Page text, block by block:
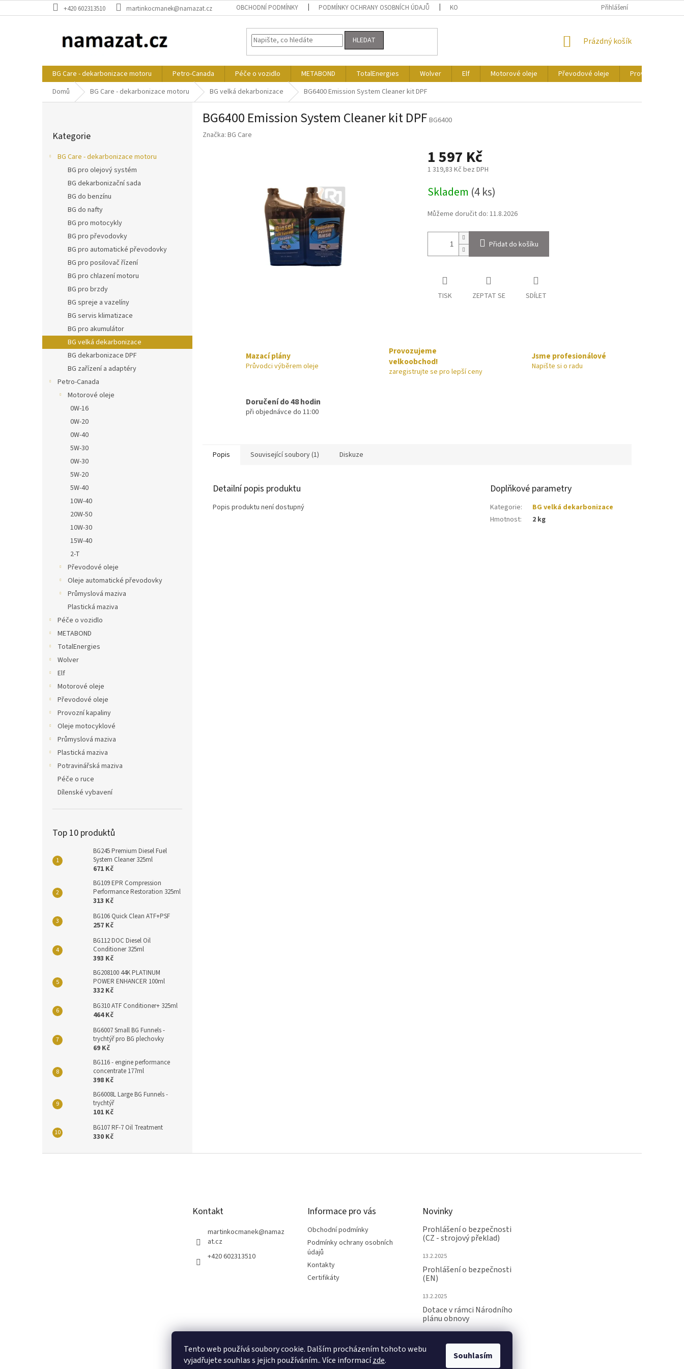
Tento web používá soubory cookie. Dalším procházením tohoto webu
vyjadřujete souhlas s jejich používáním.. Více informacízde. Souhlasím
na
+420 602313510 martinkocmanek@namazat.cz OBCHODNÍ PODMÍNKY PODMÍNKY OCHRANY OSOBNÍCH ÚDAJŮ KONTAKTY Přihlášení
HLEDAT
NÁKUPNÍ
Prázdný košík
BG Care - dekarbonizace motoru Petro-Canada Péče o vozidlo METABOND TotalEnergies Wolver Elf Motorové oleje Převodové oleje
Provozní kapaliny
Domů
BG Care - dekarbonizace motoru BG velká dekarbonizace BG6400 Emission System Cleaner kit DPF
kategorie
Kategorie
BG Care - dekarbonizace motoru
BG pro olejový systém
BG dekarbonizační sada
BG do benzínu
BG do nafty
BG pro motocykly
BG pro převodovky
BG pro automatické převodovky
BG pro posilovač řízení
BG pro chlazení motoru
BG pro brzdy
BG spreje a vazelíny
BG servis klimatizace
BG pro akumulátor
BG velká dekarbonizace
BG dekarbonizace DPF
BG zařízení a adaptéry
Petro-Canada
Motorové oleje
0W-16
0W-20
0W-40
5W-30
0W-30
5W-20
5W-40
10W-40
20W-50
10W-30
15W-40
2-T
Převodové oleje
Oleje automatické převodovky
Průmyslová maziva
Plastická maziva
Péče o vozidlo
METABOND
TotalEnergies
Wolver
Elf
Motorové oleje
Převodové oleje
Provozní kapaliny
Oleje motocyklové
Průmyslová maziva
Plastická maziva
Potravinářská maziva
Péče o ruce
Dílenské vybavení
Top 10 produktů
BG245 Premium Diesel Fuel
System Cleaner 325ml
671 Kč
BG109 EPR Compression
Performance Restoration 325ml
313 Kč
BG106 Quick Clean ATF+PSF
257 Kč
BG112 DOC Diesel Oil
Conditioner 325ml
393 Kč
BG208100 44K PLATINUM
POWER ENHANCER 100ml
332 Kč
BG310 ATF Conditioner+ 325ml
464 Kč
BG6007 Small BG Funnels -
trychtýř pro BG plechovky
69 Kč
BG116 - engine performance
concentrate 177ml
398 Kč
BG6008L Large BG Funnels -
trychtýř
101 Kč
BG107 RF-7 Oil Treatment
330 Kč
BG6400 Emission System Cleaner kit DPF BG6400
Značka: BG Care
1 597 Kč
1 319,83 Kč bez DPH
cena:
Skladem (4 ks)
Můžeme doručit do: 11.8.2026
Přidat do košíku
TISK ZEPTAT SE SDÍLET
Mazací plány
Průvodci výběrem oleje
Provozujeme
velkoobchod!
zaregistrujte se pro lepší ceny
Jsme profesionálové
Napište si o radu
Doručení do 48 hodin
při objednávce do 11:00
Popis Související soubory (1) Diskuze
Detailní popis produktu
Popis produktu není dostupný
Doplňkové parametry
Kategorie:
BG velká dekarbonizace
Hmotnost: 2 kg
Kontakt
martinkocmanek@namaz
at.cz
+420 602313510
Informace pro vás
Obchodní podmínky
Podmínky ochrany osobních
údajů
Kontakty
Certifikáty
Novinky
Prohlášení o bezpečnosti
(CZ - strojový překlad)
13.2.2025
Prohlášení o bezpečnosti
(EN)
13.2.2025
Dotace v rámci Národního
plánu obnovy